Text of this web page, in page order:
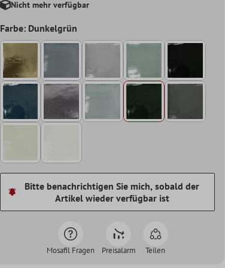
Nicht mehr verfügbar
Farbe: Dunkelgrün
Bitte benachrichtigen Sie mich, sobald der
Artikel wieder verfügbar ist
Mosafil Fragen Preisalarm Teilen